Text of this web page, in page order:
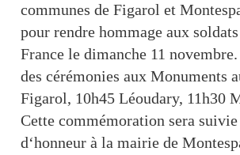
communes de Figarol et
pour rendre hommage aux
France le dimanche 11
des cérémonies aux Monuments
Figarol, 10h45 Léoudary, 11h30
Cette commémoration sera
d‘honneur à la mairie de